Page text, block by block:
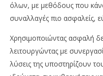
όλων, με μεθόδους που
συναλλαγές πιο ασφαλείς,
Χρησιμοποιώντας ασφαλή
λειτουργώντας με
λύσεις της υποστηρίζουν